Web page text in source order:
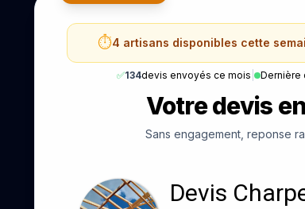
⏱️4 artisans disponibles cette
✅134devis envoyés ce mois Dernière
Votre devis
Sans engagement, reponse
Devis